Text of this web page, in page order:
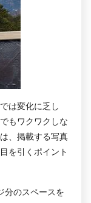
は変化に乏し
もワクワクしな
、掲載する写真
を引くポイント
分のスペースを